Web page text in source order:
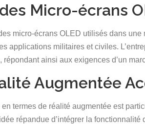
Micro-écrans
micro-écrans OLED utilisés dans
applications militaires et civiles.
répondant ainsi aux exigences d’un
Augmentée
en termes de réalité augmentée est
répandue d’intégrer la